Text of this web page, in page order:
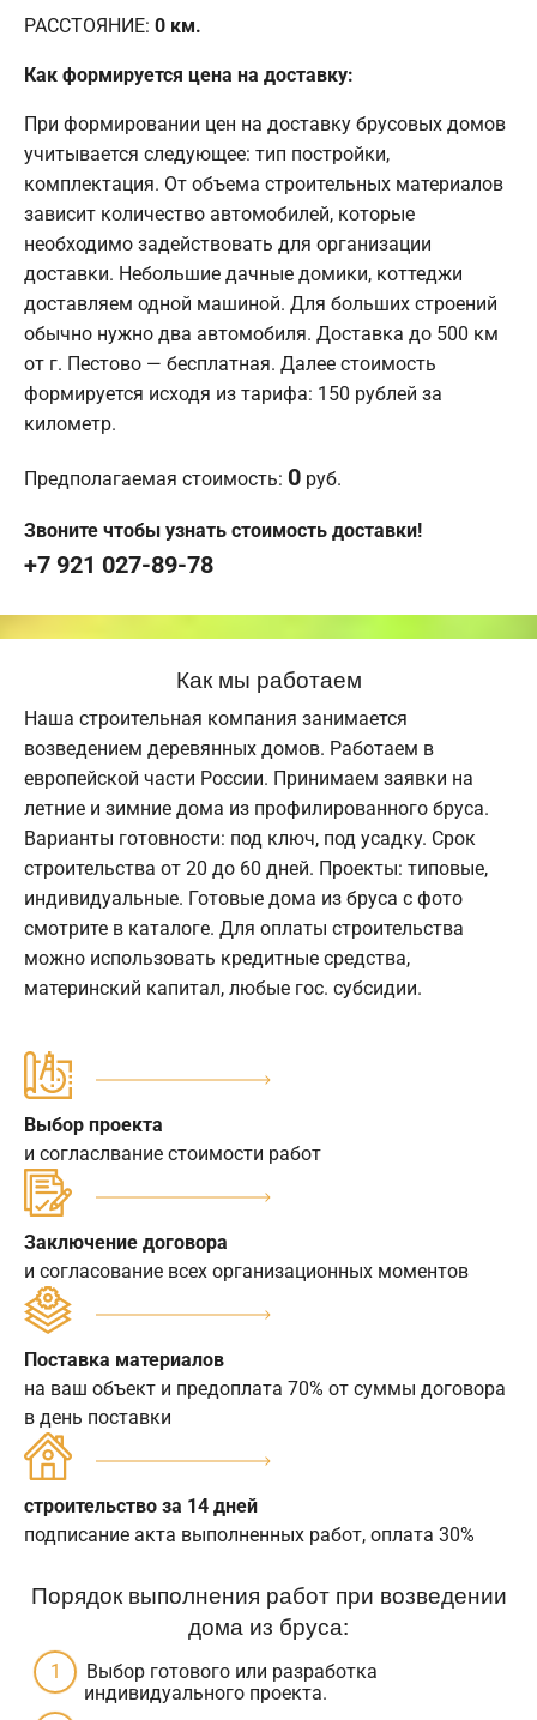
РАССТОЯНИЕ: 0 км.
Как формируется цена на доставку:
При формировании цен на доставку брусовых домов
учитывается следующее: тип постройки,
комплектация. От объема строительных материалов
зависит количество автомобилей, которые
необходимо задействовать для организации
доставки. Небольшие дачные домики, коттеджи
доставляем одной машиной. Для больших строений
обычно нужно два автомобиля. Доставка до 500 км
от г. Пестово — бесплатная. Далее стоимость
формируется исходя из тарифа: 150 рублей за
километр.
Предполагаемая стоимость: 0 руб.
Звоните чтобы узнать стоимость доставки!
+7 921 027-89-78
Как мы работаем
Наша строительная компания занимается
возведением деревянных домов. Работаем в
европейской части России. Принимаем заявки на
летние и зимние дома из профилированного бруса.
Варианты готовности: под ключ, под усадку. Срок
строительства от 20 до 60 дней. Проекты: типовые,
индивидуальные. Готовые дома из бруса с фото
смотрите в каталоге. Для оплаты строительства
можно использовать кредитные средства,
материнский капитал, любые гос. субсидии.
Выбор проекта
и согласлвание стоимости работ
Заключение договора
и согласование всех организационных моментов
Поставка материалов
на ваш объект и предоплата 70% от суммы договора
в день поставки
строительство за 14 дней
подписание акта выполненных работ, оплата 30%
Порядок выполнения работ при возведении
дома из бруса:
Выбор готового или разработка
индивидуального проекта.